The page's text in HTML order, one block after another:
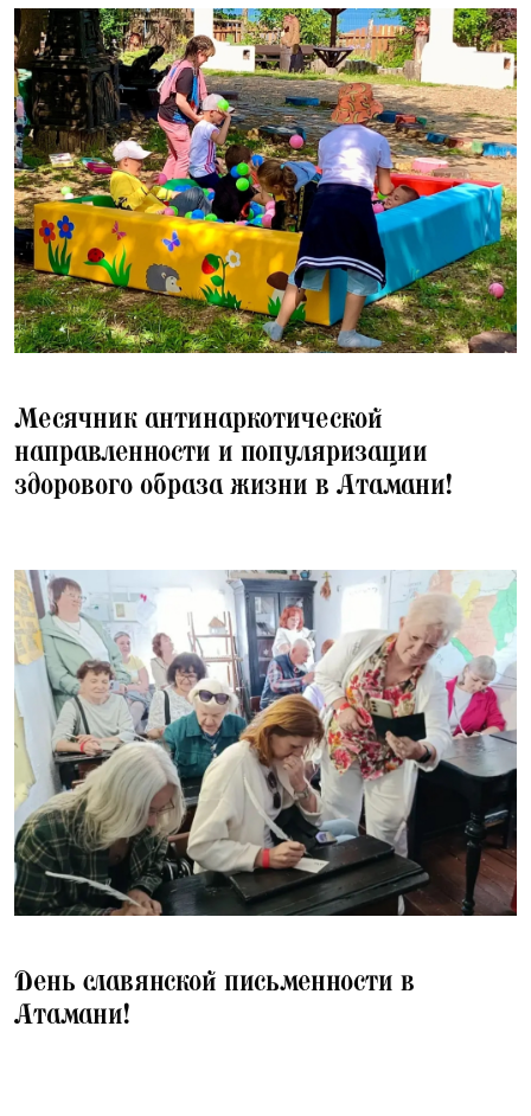
Месячник антинаркотической
направленности и популяризации
здорового образа жизни в Атамани!
День славянской письменности в
Атамани!